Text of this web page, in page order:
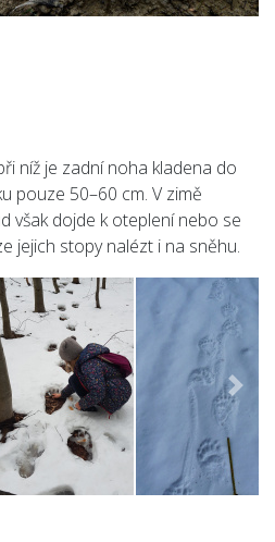
níž je zadní noha kladena do
pouze 50–60 cm. V zimě
však dojde k oteplení nebo se
jejich stopy nalézt i na sněhu.